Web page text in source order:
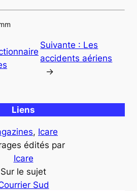
Suivante : Les
accidents aériens
→
Liens
, Icare
édités par
Icare
Sur le sujet
Sud